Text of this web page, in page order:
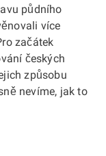
půdního
více
začátek
českých
způsobu
nevíme, jak to